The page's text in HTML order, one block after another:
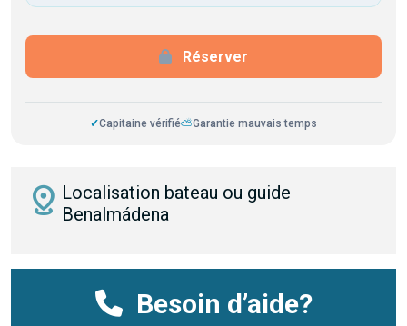
Réserver
✓Capitaine vérifié⛅Garantie mauvais temps
distance Localisation bateau ou guide
Benalmádena
Besoin d’aide?